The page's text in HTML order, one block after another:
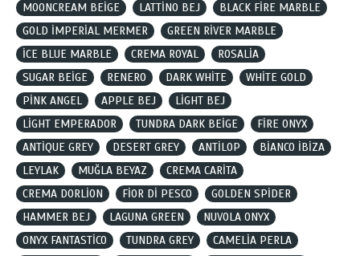
MOONCREAM BEİGE
LATTİNO BEJ
BLACK FİRE MARBLE
GOLD İMPERİAL MERMER
GREEN RİVER MARBLE
İCE BLUE MARBLE
CREMA ROYAL
ROSALİA
SUGAR BEİGE
RENERO DARK WHİTE
WHİTE GOLD
PİNK ANGEL
APPLE BEJ
LİGHT BEJ
LİGHT EMPERADOR
TUNDRA DARK BEİGE
FİRE ONYX
ANTİQUE GREY
DESERT GREY ANTİLOP
BİANCO İBİZA
LEYLAK
MUĞLA BEYAZ
CREMA CARİTA
CREMA DORLİON
FİOR Dİ PESCO
GOLDEN SPİDER
HAMMER BEJ
LAGUNA GREEN
NUVOLA ONYX
ONYX FANTASTİCO
TUNDRA GREY
CAMELİA PERLA